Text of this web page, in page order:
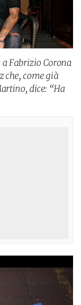
Fabrizio Corona
che, come già
dice: “Ha